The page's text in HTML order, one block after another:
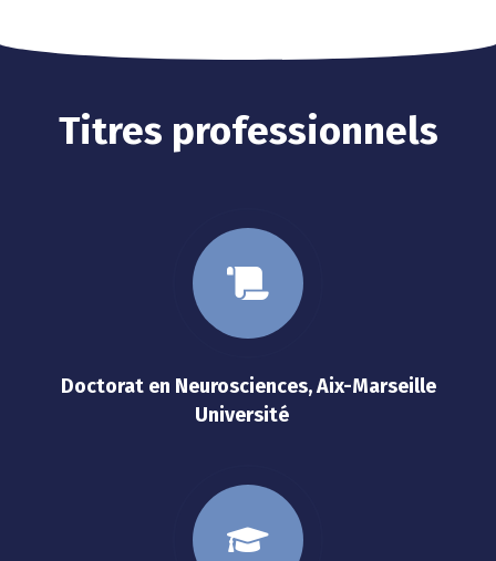
Titres professionnels
Doctorat en Neurosciences, Aix-Marseille
Université